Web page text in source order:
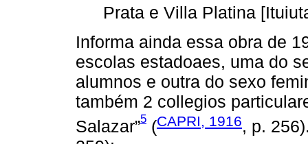
Prata e Villa Platina
Informa ainda essa obra de
escolas estadoaes, uma do
alumnos e outra do sexo
também 2 collegios
Salazar”5 (CAPRI, 1916, p.